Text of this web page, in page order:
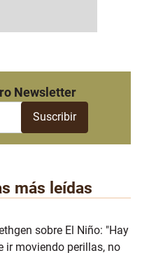
Newsletter
más leídas
sobre El Niño: "Hay
ir moviendo perillas, no